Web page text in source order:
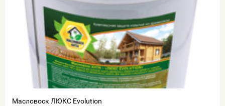
Масловоск ЛЮКС Evolution